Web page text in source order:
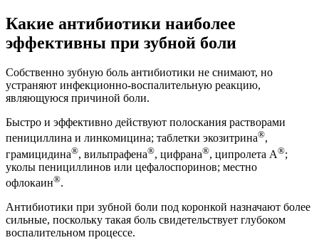
Какие антибиотики наиболее
эффективны при зубной боли
Собственно зубную боль антибиотики не снимают, но
устраняют инфекционно-воспалительную реакцию,
являющуюся причиной боли.
Быстро и эффективно действуют полоскания растворами
пенициллина и линкомицина; таблетки экозитрина®,
грамицидина®, вильпрафена®, цифрана®, ципролета А®;
уколы пенициллинов или цефалоспоринов; местно
офлокаин®.
Антибиотики при зубной боли под коронкой назначают более
сильные, поскольку такая боль свидетельствует глубоком
воспалительном процессе.